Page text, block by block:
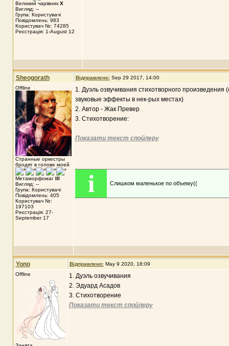
Великий чарівник X
Вигляд: --
Група: Користувачі
Повідомлень: 983
Користувач №: 74285
Реєстрація: 1-August 12
Sheogorath Відправлено: Sep 29 2017, 14:00
Offline
Странные оркестры
бродят в голове моей
Метаморфомаг III
Вигляд: --
Група: Користувачі
Повідомлень: 405
Користувач №:
197103
Реєстрація: 27-
September 17
1. Дуэль озвучивания стихотворного
звуковые эффекты в нек-рых местах)
2. Автор - Жак Превер
3. Стихотворение:
Показати текст спойлеру
i Слишком маленькое по объему((
Yono Відправлено: May 9 2020, 18:09
Offline
1. Дуэль озвучивания
2. Эдуард Асадов
3. Стихотворение
Показати текст спойлеру